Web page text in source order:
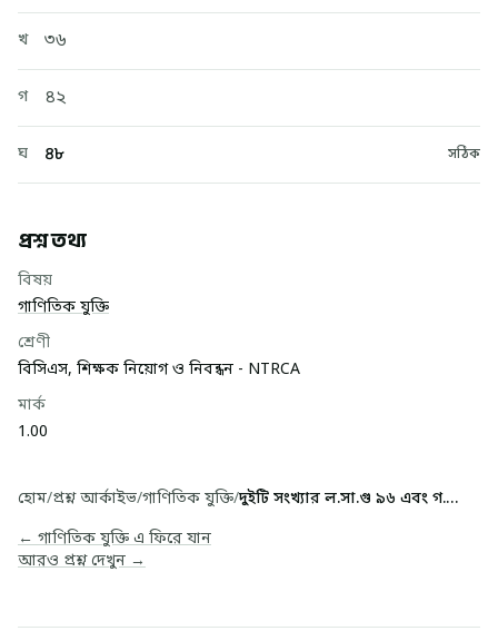
খ ৩৬
গ ৪২
ঘ ৪৮ সঠিক
প্রশ্ন তথ্য
বিষয়
গাণিতিক যুক্তি
শ্রেণী
বিসিএস, শিক্ষক নিয়োগ ও নিবন্ধন - NTRCA
মার্ক
1.00
হোম/প্রশ্ন আর্কাইভ/গাণিতিক যুক্তি/
দুইটি সংখ্যার ল.সা.গু ৯৬ এবং গ.সা.গু ১৬। একটি স...
← গাণিতিক যুক্তি এ ফিরে যান
আরও প্রশ্ন দেখুন →